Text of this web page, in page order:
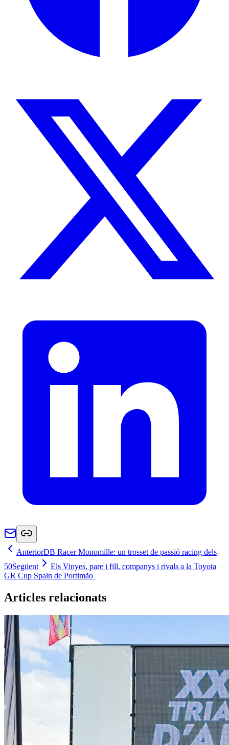
AnteriorDB Racer Monomille: un trosset de passió racing dels
50Següent
Els Vinyes, pare i fill, companys i rivals a la Toyota
GR Cup Spain de Portimão
Articles relacionats